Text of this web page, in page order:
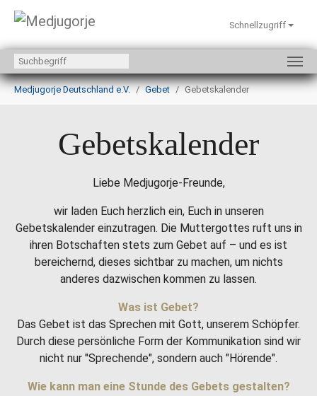
Zum Hauptinhalt springen
Schnellzugriff
Sie sind hier:
Medjugorje Deutschland e.V.
Gebet Gebetskalender
Gebetskalender
Liebe Medjugorje-Freunde,
wir laden Euch herzlich ein, Euch in unseren
Gebetskalender einzutragen. Die Muttergottes ruft uns in
ihren Botschaften stets zum Gebet auf – und es ist
bereichernd, dieses sichtbar zu machen, um nichts
anderes dazwischen kommen zu lassen.
Was ist Gebet?
Das Gebet ist das Sprechen mit Gott, unserem Schöpfer.
Durch diese persönliche Form der Kommunikation sind wir
nicht nur "Sprechende", sondern auch "Hörende".
Wie kann man eine Stunde des Gebets gestalten?